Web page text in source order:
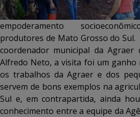
empoderamento
produtores de Mato Grosso
coordenador municipal da Agraer
Alfredo Neto, a visita foi um ganho
os trabalhos da Agraer e dos
servem de bons exemplos na
Sul e, em contrapartida, ainda
conhecimento entre a equipe da